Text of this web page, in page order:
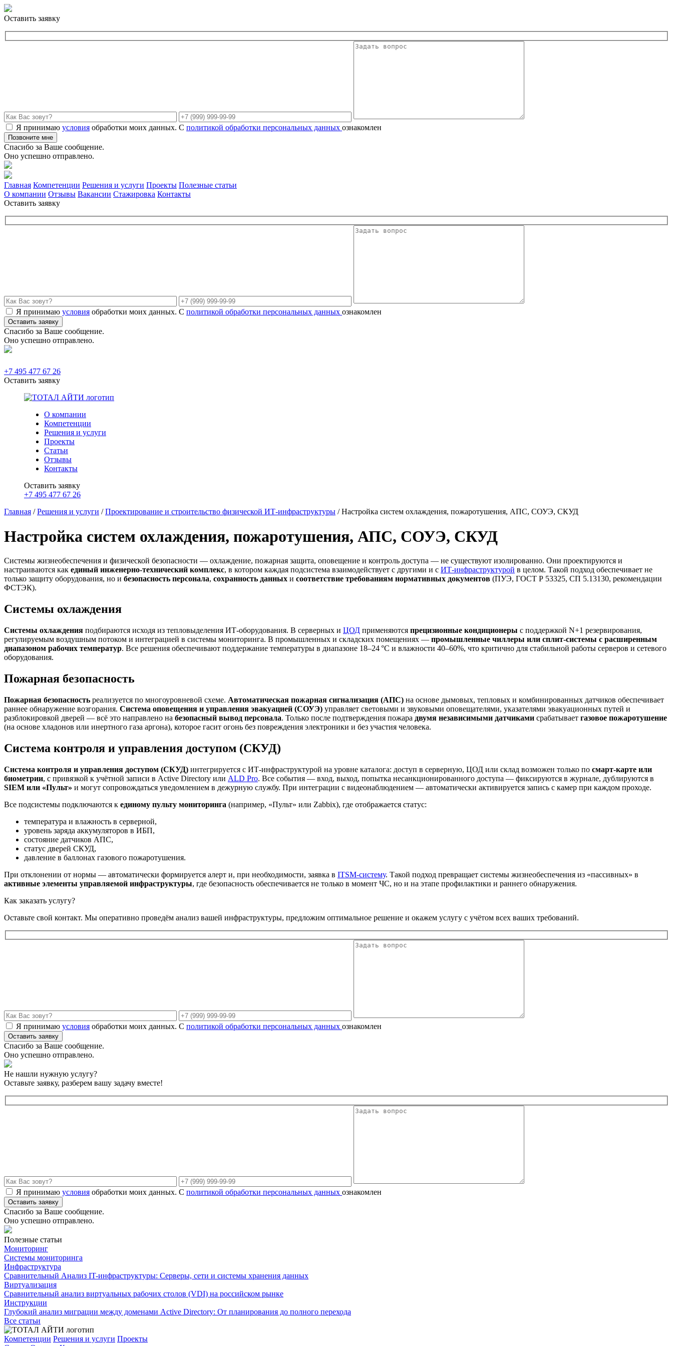
Оставить заявку
Я принимаю условия обработки моих данных. С политикой обработки персональных данных ознакомлен
Спасибо за Ваше сообщение.
Оно успешно отправлено.
Главная Компетенции Решения и услуги Проекты Полезные статьи
О компании Отзывы Вакансии Стажировка Контакты
Оставить заявку
Я принимаю условия обработки моих данных. С политикой обработки персональных данных ознакомлен
Спасибо за Ваше сообщение.
Оно успешно отправлено.
+7 495 477 67 26
Оставить заявку
О компании
Компетенции
Решения и услуги
Проекты
Статьи
Отзывы
Контакты
Оставить заявку
+7 495 477 67 26
Главная /Решения и услуги /Проектирование и строительство физической ИТ-инфраструктуры /Настройка систем охлаждения, пожаротушения, АПС, СОУЭ, СКУД
Настройка систем охлаждения, пожаротушения, АПС, СОУЭ, СКУД
Системы жизнеобеспечения и физической безопасности — охлаждение, пожарная защита, оповещение и контроль доступа — не существуют изолированно. Они проектируются и
настраиваются как единый инженерно-технический комплекс, в котором каждая подсистема взаимодействует с другими и с ИТ-инфраструктурой в целом. Такой подход обеспечивает не
только защиту оборудования, но и безопасность персонала, сохранность данных и соответствие требованиям нормативных документов (ПУЭ, ГОСТ Р 53325, СП 5.13130, рекомендации
ФСТЭК).
Системы охлаждения
Системы охлаждения подбираются исходя из тепловыделения ИТ-оборудования. В серверных и ЦОД применяются прецизионные кондиционеры с поддержкой N+1 резервирования,
регулируемым воздушным потоком и интеграцией в системы мониторинга. В промышленных и складских помещениях — промышленные чиллеры или сплит-системы с расширенным
диапазоном рабочих температур. Все решения обеспечивают поддержание температуры в диапазоне 18–24 °C и влажности 40–60%, что критично для стабильной работы серверов и сетевого
оборудования.
Пожарная безопасность
Пожарная безопасность реализуется по многоуровневой схеме. Автоматическая пожарная сигнализация (АПС) на основе дымовых, тепловых и комбинированных датчиков обеспечивает
раннее обнаружение возгорания. Система оповещения и управления эвакуацией (СОУЭ) управляет световыми и звуковыми оповещателями, указателями эвакуационных путей и
разблокировкой дверей — всё это направлено на безопасный вывод персонала. Только после подтверждения пожара двумя независимыми датчиками срабатывает газовое пожаротушение
(на основе хладонов или инертного газа аргона), которое гасит огонь без повреждения электроники и без участия человека.
Система контроля и управления доступом (СКУД)
Система контроля и управления доступом (СКУД) интегрируется с ИТ-инфраструктурой на уровне каталога: доступ в серверную, ЦОД или склад возможен только по смарт-карте или
биометрии, с привязкой к учётной записи в Active Directory или ALD Pro. Все события — вход, выход, попытка несанкционированного доступа — фиксируются в журнале, дублируются в
SIEM или «Пульт» и могут сопровождаться уведомлением в дежурную службу. При интеграции с видеонаблюдением — автоматически активируется запись с камер при каждом проходе.
Все подсистемы подключаются к единому пульту мониторинга (например, «Пульт» или Zabbix), где отображается статус:
температура и влажность в серверной,
уровень заряда аккумуляторов в ИБП,
состояние датчиков АПС,
статус дверей СКУД,
давление в баллонах газового пожаротушения.
При отклонении от нормы — автоматически формируется алерт и, при необходимости, заявка в ITSM-систему. Такой подход превращает системы жизнеобеспечения из «пассивных» в
активные элементы управляемой инфраструктуры, где безопасность обеспечивается не только в момент ЧС, но и на этапе профилактики и раннего обнаружения.
Как заказать услугу?
Оставьте свой контакт. Мы оперативно проведём анализ вашей инфраструктуры, предложим оптимальное решение и окажем услугу с учётом всех ваших требований.
Я принимаю условия обработки моих данных. С политикой обработки персональных данных ознакомлен
Спасибо за Ваше сообщение.
Оно успешно отправлено.
Не нашли нужную услугу?
Оставьте заявку, разберем вашу задачу вместе!
Я принимаю условия обработки моих данных. С политикой обработки персональных данных ознакомлен
Спасибо за Ваше сообщение.
Оно успешно отправлено.
Полезные статьи
Мониторинг
Системы мониторинга
Инфраструктура
Сравнительный Анализ IT-инфраструктуры: Серверы, сети и системы хранения данных
Виртуализация
Сравнительный анализ виртуальных рабочих столов (VDI) на российском рынке
Инструкции
Глубокий анализ миграции между доменами Active Directory: От планирования до полного перехода
Все статьи
Компетенции Решения и услуги Проекты